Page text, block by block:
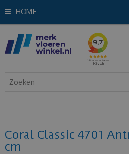
HOME
Coral Classic 4701
cm